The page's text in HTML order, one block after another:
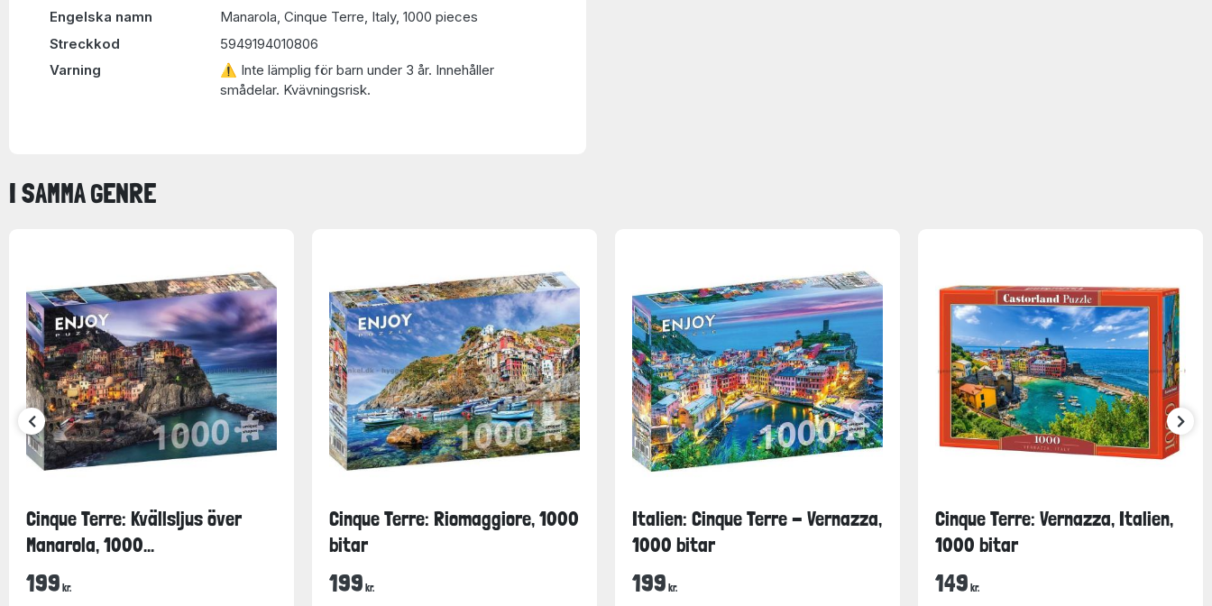
Engelska namn
Manarola, Cinque Terre, Italy, 1000 pieces
Streckkod
5949194010806
Varning
⚠ Inte lämplig för barn under 3 år. Innehåller
smådelar. Kvävningsrisk.
I SAMMA GENRE
Cinque Terre: Kvällsljus över
Manarola, 1000...
199 kr.
Cinque Terre: Riomaggiore, 1000
bitar
199 kr.
Italien: Cinque Terre - Vernazza,
1000 bitar
199 kr.
Cinque Terre: Vernazza, Italien,
1000 bitar
149 kr.